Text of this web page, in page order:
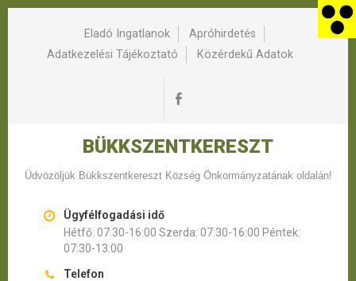
Eladó Ingatlanok
Apróhirdetés
Adatkezelési Tájékoztató
Közérdekű Adatok
BÜKKSZENTKERESZT
Üdvözöljük Bükkszentkereszt Község Önkormányzatának oldalán!
Ügyfélfogadási idő
Hétfő: 07:30-16:00 Szerda: 07:30-16:00 Péntek:
07:30-13:00
Telefon